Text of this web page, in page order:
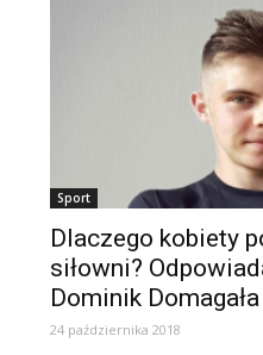
Sport
Dlaczego kobiety
siłowni?
Dominik Domagała
24 października 2018